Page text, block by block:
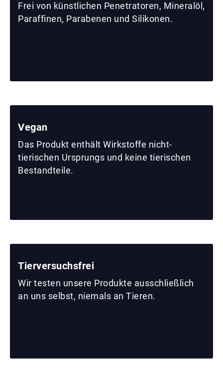
Frei von künstlichen Penetratoren, Mineralöl,
Paraffinen, Parabenen und Silikonen.
Vegan
Das Produkt enthält Wirkstoffe nicht-
tierischen Ursprungs und keine tierischen
Bestandteile.
Tierversuchsfrei
Wir testen unsere Produkte ausschließlich
an uns selbst, niemals an Tieren.